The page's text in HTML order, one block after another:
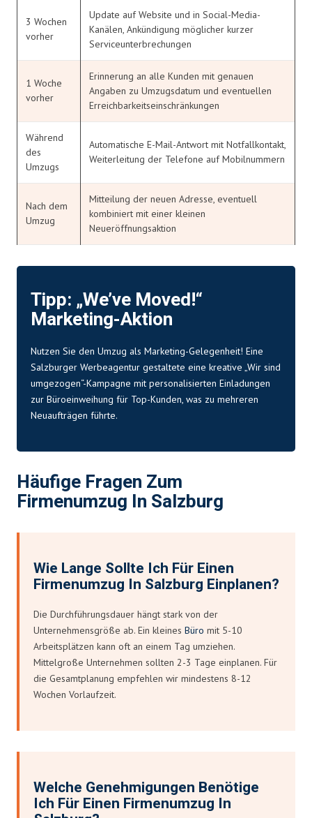
3 Wochen
vorher
Update auf Website und in Social-Media-
Kanälen, Ankündigung möglicher kurzer
Serviceunterbrechungen
1 Woche
vorher
Erinnerung an alle Kunden mit genauen
Angaben zu Umzugsdatum und eventuellen
Erreichbarkeitseinschränkungen
Während
des
Umzugs
Automatische E-Mail-Antwort mit Notfallkontakt,
Weiterleitung der Telefone auf Mobilnummern
Nach dem
Umzug
Mitteilung der neuen Adresse, eventuell
kombiniert mit einer kleinen
Neueröffnungsaktion
Tipp: „We’ve Moved!“
Marketing-Aktion
Nutzen Sie den Umzug als Marketing-Gelegenheit! Eine
Salzburger Werbeagentur gestaltete eine kreative „Wir sind
umgezogen“-Kampagne mit personalisierten Einladungen
zur Büroeinweihung für Top-Kunden, was zu mehreren
Neuaufträgen führte.
Häufige Fragen Zum
Firmenumzug In Salzburg
Wie Lange Sollte Ich Für Einen
Firmenumzug In Salzburg Einplanen?
Die Durchführungsdauer hängt stark von der
Unternehmensgröße ab. Ein kleines Büro mit 5-10
Arbeitsplätzen kann oft an einem Tag umziehen.
Mittelgroße Unternehmen sollten 2-3 Tage einplanen. Für
die Gesamtplanung empfehlen wir mindestens 8-12
Wochen Vorlaufzeit.
Welche Genehmigungen Benötige
Ich Für Einen Firmenumzug In